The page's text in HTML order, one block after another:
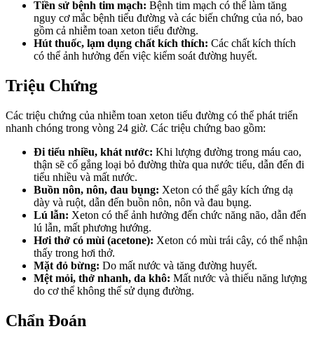
Tiền sử bệnh tim mạch: Bệnh tim mạch có thể làm tăng
nguy cơ mắc bệnh tiểu đường và các biến chứng của nó, bao
gồm cả nhiễm toan xeton tiểu đường.
Hút thuốc, lạm dụng chất kích thích: Các chất kích thích
có thể ảnh hưởng đến việc kiểm soát đường huyết.
Triệu Chứng
Các triệu chứng của nhiễm toan xeton tiểu đường có thể phát triển
nhanh chóng trong vòng 24 giờ. Các triệu chứng bao gồm:
Đi tiểu nhiều, khát nước: Khi lượng đường trong máu cao,
thận sẽ cố gắng loại bỏ đường thừa qua nước tiểu, dẫn đến đi
tiểu nhiều và mất nước.
Buồn nôn, nôn, đau bụng: Xeton có thể gây kích ứng dạ
dày và ruột, dẫn đến buồn nôn, nôn và đau bụng.
Lú lẫn: Xeton có thể ảnh hưởng đến chức năng não, dẫn đến
lú lẫn, mất phương hướng.
Hơi thở có mùi (acetone): Xeton có mùi trái cây, có thể nhận
thấy trong hơi thở.
Mặt đỏ bừng: Do mất nước và tăng đường huyết.
Mệt mỏi, thở nhanh, da khô: Mất nước và thiếu năng lượng
do cơ thể không thể sử dụng đường.
Chẩn Đoán